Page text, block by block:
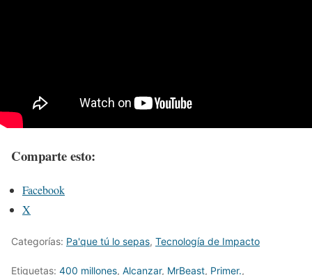
Comparte esto:
Facebook
X
Categorías: Pa'que tú lo sepas, Tecnología de Impacto
Etiquetas: 400 millones, Alcanzar, MrBeast, Primer.,